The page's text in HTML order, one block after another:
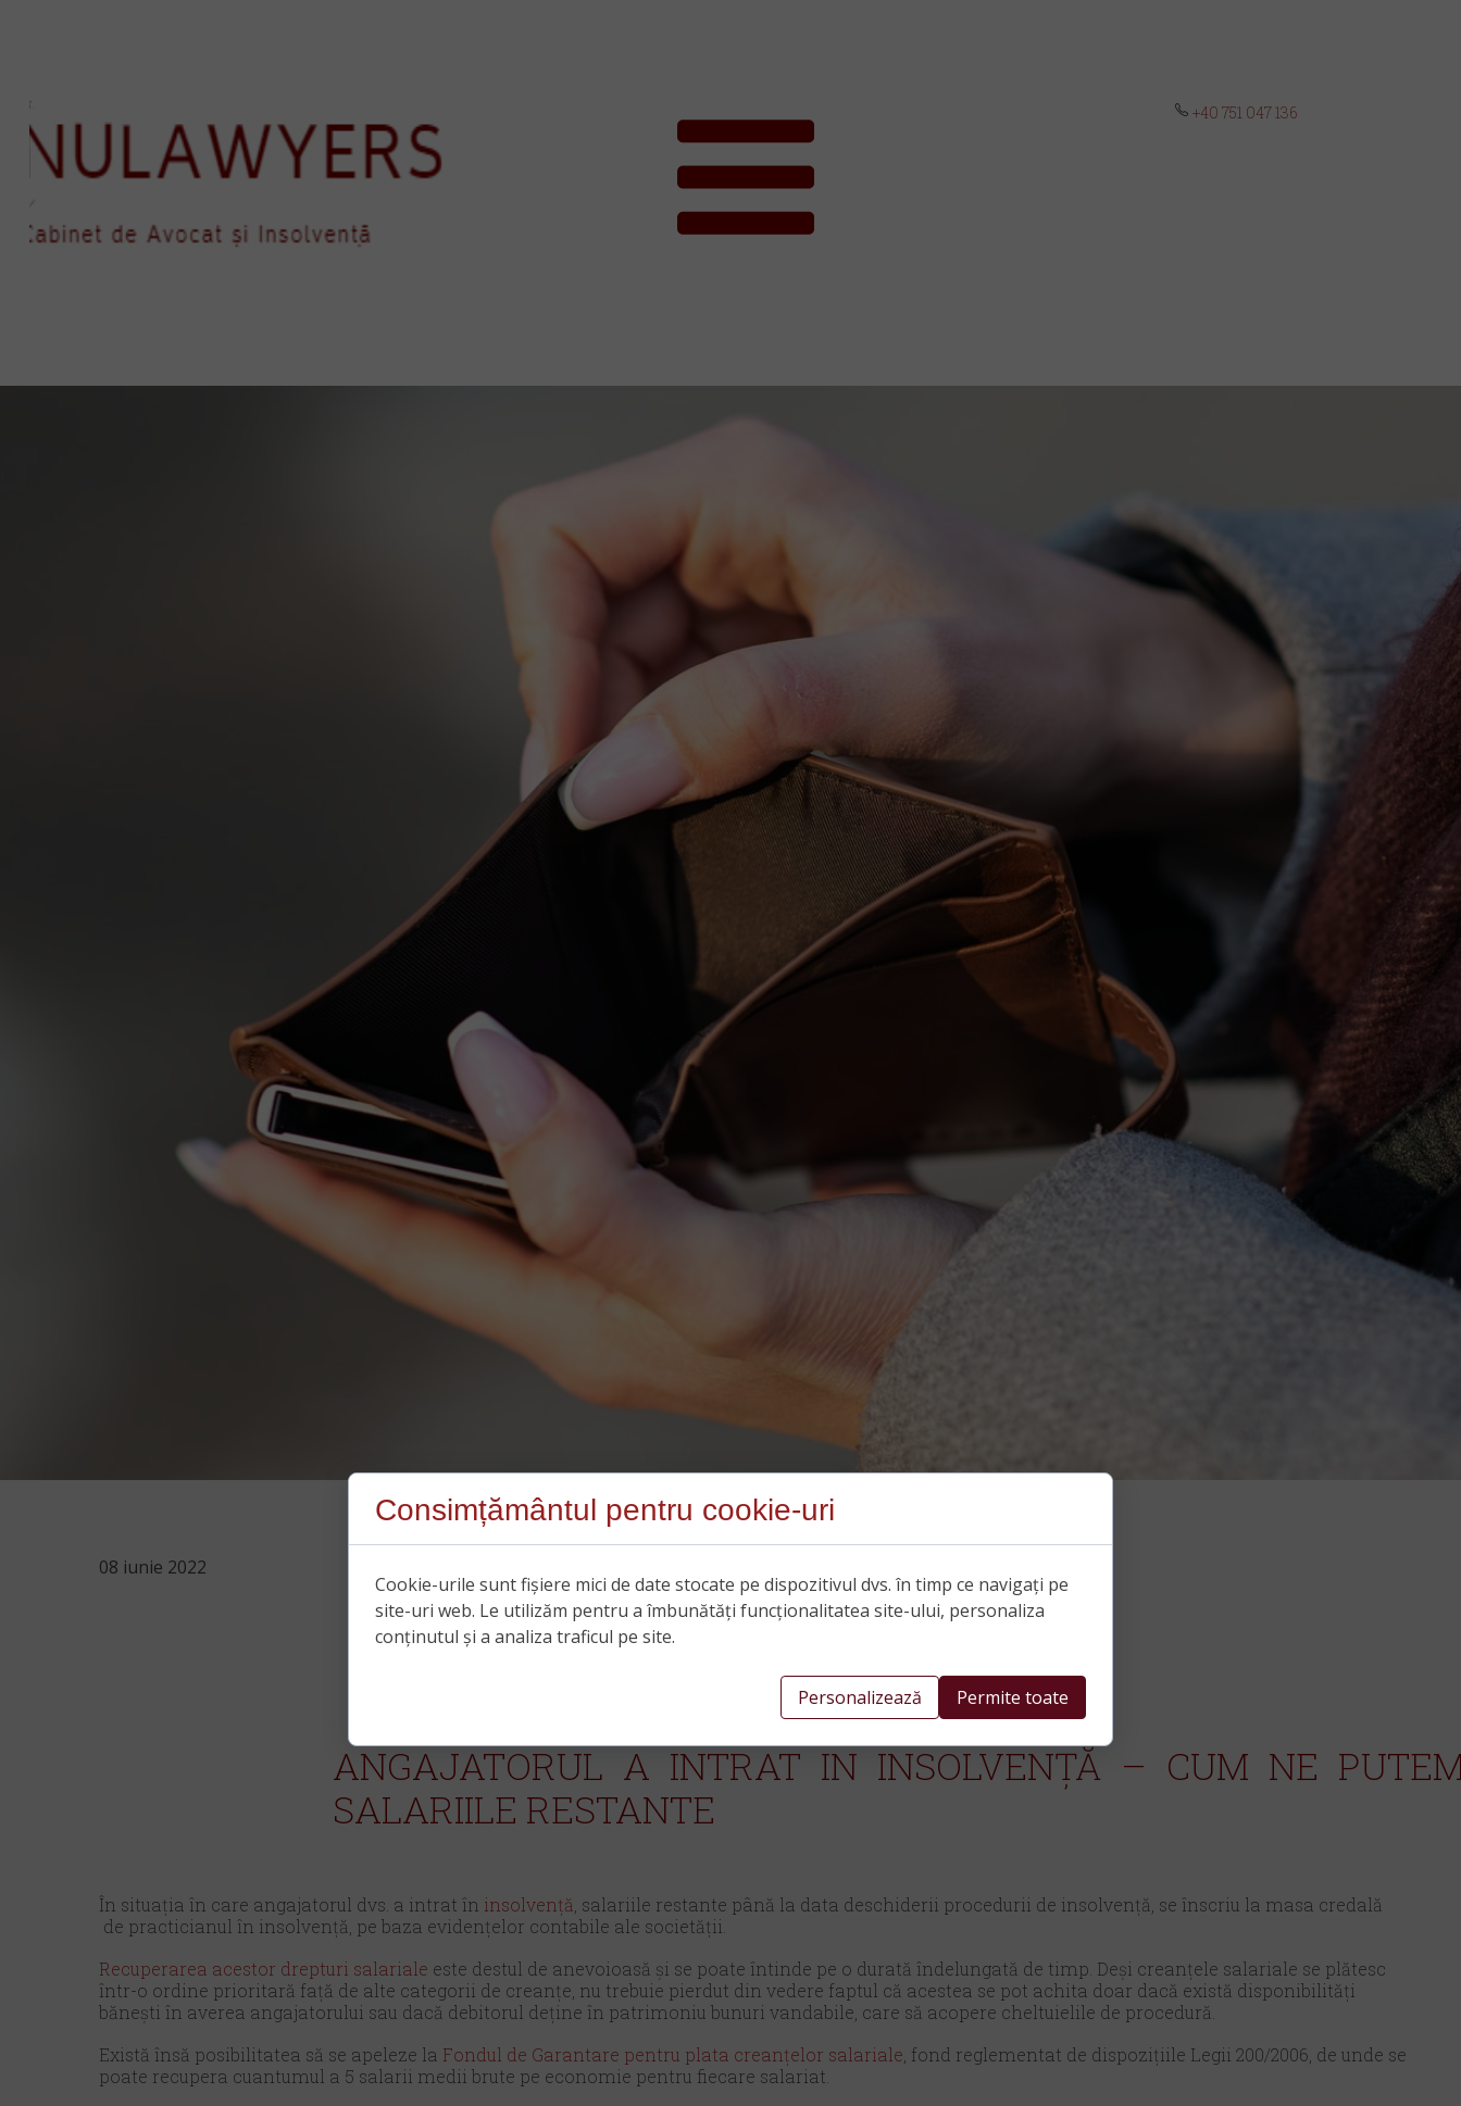
+40 751 047 136
08 iunie 2022
ANGAJATORUL A INTRAT IN INSOLVENȚĂ – CUM NE
SALARIILE RESTANTE
În situația în care angajatorul dvs. a intrat în insolvență, salariile restante până la data deschiderii procedurii de insolvență, se înscriu la masa credală
de practicianul în insolvență, pe baza evidențelor contabile ale societății.
Recuperarea acestor drepturi salariale este destul de anevoioasă și se poate întinde pe o durată îndelungată de timp. Deși creanțele salariale se plătesc
într-o ordine prioritară față de alte categorii de creanțe, nu trebuie pierdut din vedere faptul că acestea se pot achita doar dacă există disponibilități
bănești în averea angajatorului sau dacă debitorul deține în patrimoniu bunuri vandabile, care să acopere cheltuielile de procedură.
Există însă posibilitatea să se apeleze la Fondul de Garantare pentru plata creanțelor salariale , fond reglementat de dispozițiile Legii 200/2006, de unde se
poate recupera cuantumul a 5 salarii medii brute pe economie pentru fiecare salariat.
Consimțământul pentru cookie-uri
Cookie-urile sunt fișiere mici de date stocate pe dispozitivul dvs. în timp ce navigați pe
site-uri web. Le utilizăm pentru a îmbunătăți funcționalitatea site-ului, personaliza
conținutul și a analiza traficul pe site.
Personalizează Permite toate